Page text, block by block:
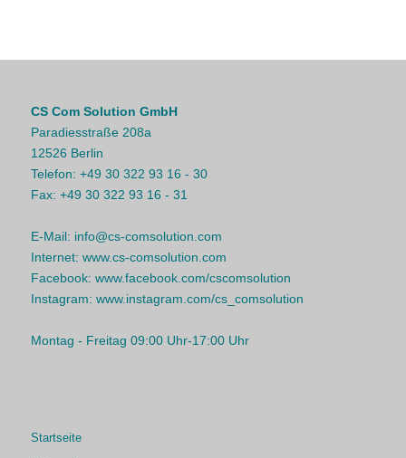
CS Com Solution GmbH
Paradiesstraße 208a
12526 Berlin
Telefon: +49 30 322 93 16 - 30
Fax: +49 30 322 93 16 - 31
E-Mail: info@cs-comsolution.com
Internet: www.cs-comsolution.com
Facebook: www.facebook.com/cscomsolution
Instagram: www.instagram.com/cs_comsolution
Montag - Freitag 09:00 Uhr-17:00 Uhr
Startseite